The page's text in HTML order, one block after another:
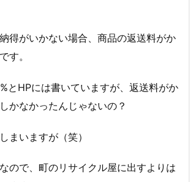
得がいかない場合、商品の返送料がか
す。
とHPには書いていますが、返送料がか
かなかったんじゃないの？
まいますが（笑）
ので、町のリサイクル屋に出すよりは